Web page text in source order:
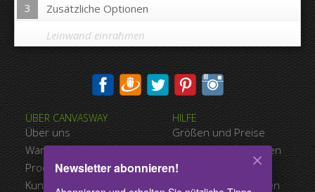
3
Zusätzliche Optionen
Bild auf Leinwandkanten drucken:
Nein
Leinwand einrahmen
ÜBER CANVASWAY
Über uns
Warum Canvasway.com
Produktqualität
Kundenreferenzen
HILFE
Größen und Preise
Zahlungsmöglichkeiten
Versandart
Nutzungsbedingungen
Newsletter abonnieren!